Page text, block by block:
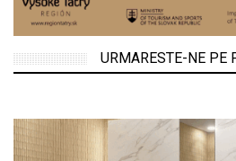
URMARESTE-NE PE